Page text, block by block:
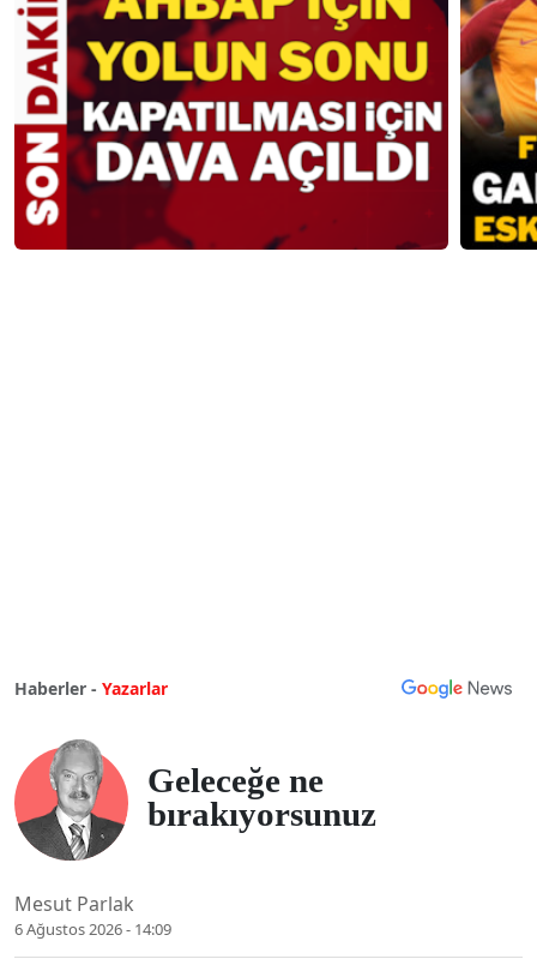
Haberler - Yazarlar
Geleceğe ne
bırakıyorsunuz
Mesut Parlak
6 Ağustos 2026 - 14:09